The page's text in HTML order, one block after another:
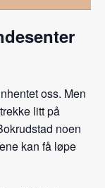
oss. Men
litt på
noen
kan få løpe